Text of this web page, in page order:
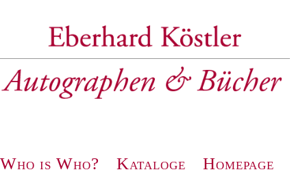
Navigation
Who is Who? Kataloge Homepage